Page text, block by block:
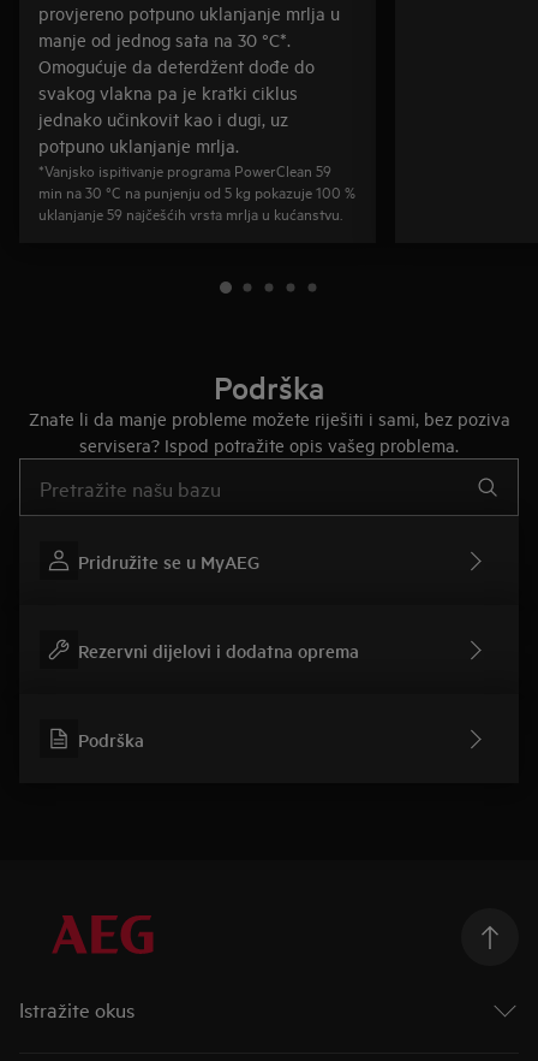
provjereno potpuno uklanjanje mrlja u
manje od jednog sata na 30 °C*.
Omogućuje da deterdžent dođe do
svakog vlakna pa je kratki ciklus
jednako učinkovit kao i dugi, uz
potpuno uklanjanje mrlja.
*Vanjsko ispitivanje programa PowerClean 59
min na 30 °C na punjenju od 5 kg pokazuje 100 %
uklanjanje 59 najčešćih vrsta mrlja u kućanstvu.
Podrška
Znate li da manje probleme možete riješiti i sami, bez poziva
servisera? Ispod potražite opis vašeg problema.
Pridružite se u MyAEG
Rezervni dijelovi i dodatna oprema
Podrška
Istražite okus